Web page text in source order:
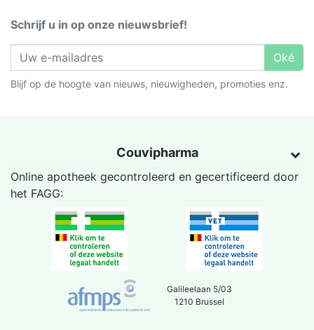
Schrijf u in op onze nieuwsbrief!
Oké
Blijf op de hoogte van nieuws, nieuwigheden, promoties enz.
Couvipharma
Online apotheek gecontroleerd en gecertificeerd door
het FAGG:
Galileelaan 5/03
1210 Brussel